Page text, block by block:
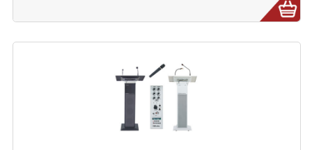
Changeurs De Couleurs
Déco Light
Effets LASERS
Laser Multi-Points